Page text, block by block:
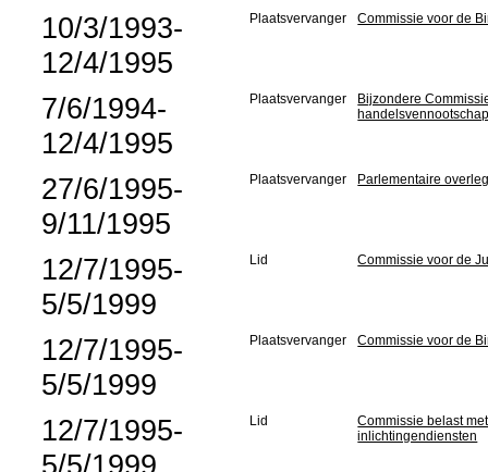
10/3/1993-
12/4/1995
Plaatsvervanger Commissie voor de
7/6/1994-
12/4/1995
Plaatsvervanger
Bijzondere
27/6/1995-
9/11/1995
Plaatsvervanger Parlementaire
12/7/1995-
5/5/1999
Lid Commissie voor de
12/7/1995-
5/5/1999
Plaatsvervanger Commissie voor de
12/7/1995-
5/5/1999
Lid
Commissie belast
inlichtingendiensten